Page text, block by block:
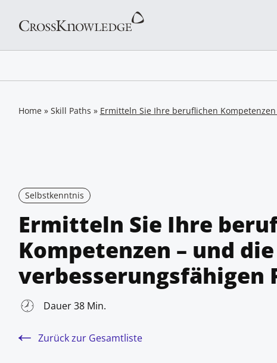
Home» Skill Paths » Ermitteln Sie Ihre beruflichen
Selbstkenntnis
Ermitteln Sie Ihre
Kompetenzen – und die
verbesserungsfähigen
Dauer 38 Min.
Zurück zur Gesamtliste